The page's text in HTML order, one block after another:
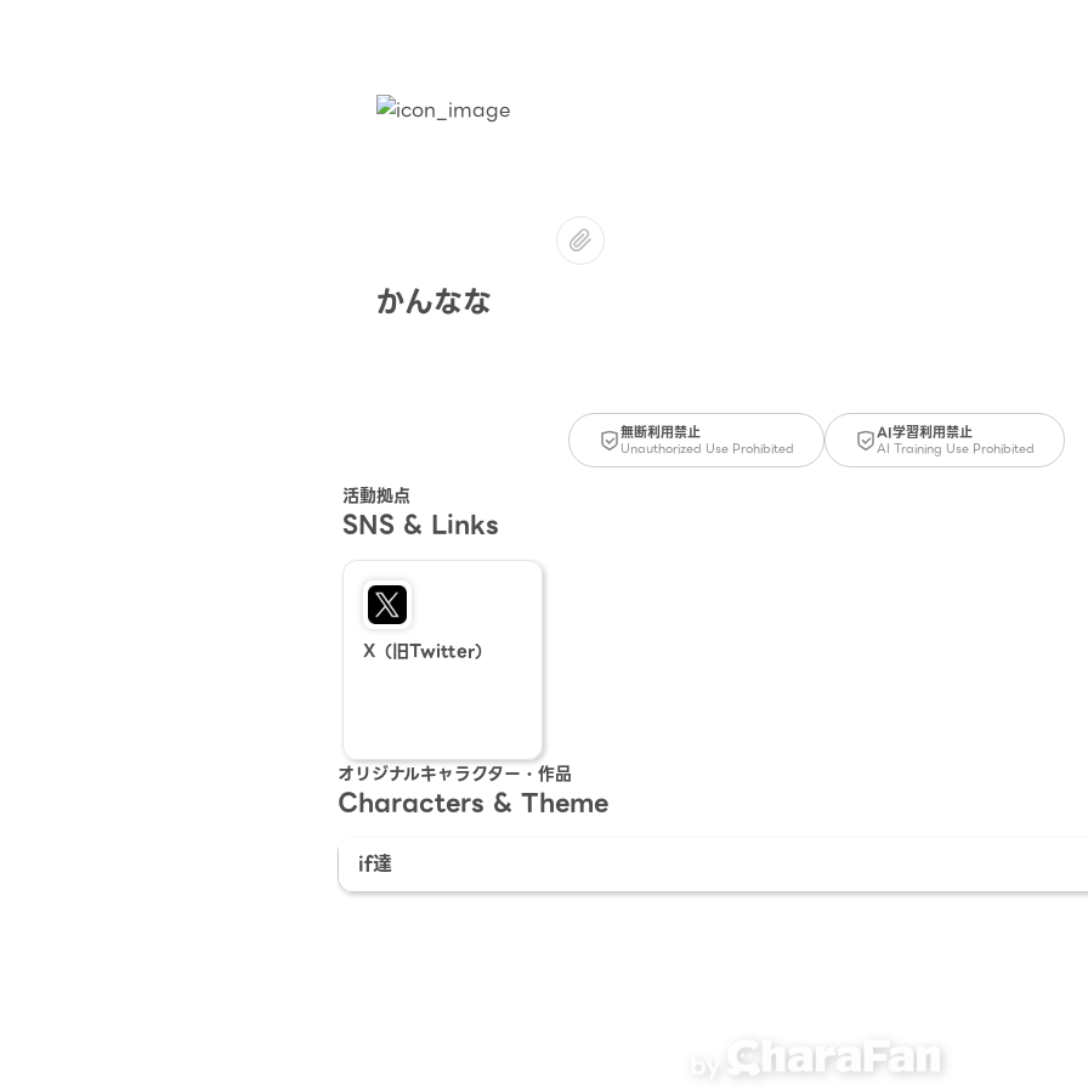
かんなな
無断利用禁止
Unauthorized Use Prohibited
AI学習利用禁止
AI Training Use Prohibited
活動拠点
SNS & Links
X（旧Twitter）
オリジナルキャラクター・作品
Characters & Theme
if達